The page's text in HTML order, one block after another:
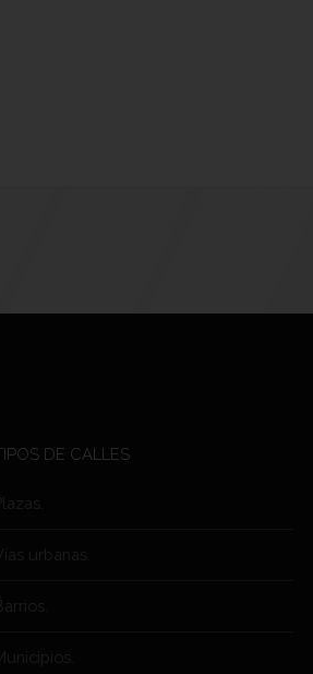
DE CALLES
Vías urbanas.